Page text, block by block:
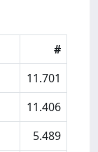
#
11.701
11.406
5.489